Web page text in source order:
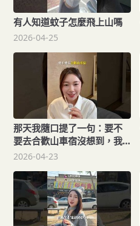
有人知道蚊子怎麼飛上山嗎
2026-04-25
那天我隨口提了一句：要不
要去合歡山車宿沒想到，我
們就真的出發了
2026-04-23